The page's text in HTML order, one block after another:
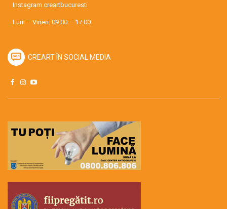
Instagram creartbucuresti
Luni – Vineri: 09:00 – 17:00
CREART ÎN SOCIAL MEDIA